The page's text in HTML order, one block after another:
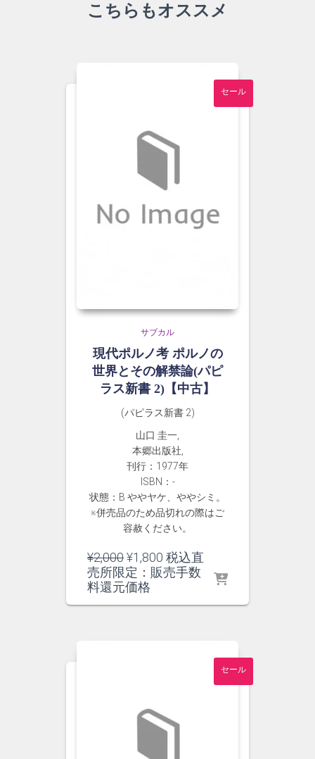
こちらもオススメ
セール
サブカル
現代ポルノ考 ポルノの
世界とその解禁論(パピ
ラス新書 2)【中古】
(パピラス新書 2)
山口 圭一,
本郷出版社,
刊行：1977年
ISBN：-
状態：B ややヤケ、ややシミ。
※併売品のため品切れの際はご
容赦ください。
¥2,000元
の
価
¥1,800 現
在
税込直
売所限定：販売手数
料還元価格
セール